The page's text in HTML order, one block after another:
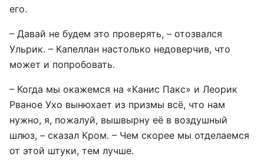
его.
– Давай не будем это проверять, – отозвался
Ульрик. – Капеллан настолько недоверчив, что
может и попробовать.
– Когда мы окажемся на «Канис Пакс» и Леорик
Рваное Ухо вынюхает из призмы всё, что нам
нужно, я, пожалуй, вышвырну её в воздушный
шлюз, – сказал Кром. – Чем скорее мы отделаемся
от этой штуки, тем лучше.